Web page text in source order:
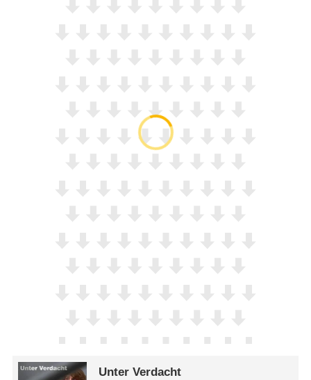
Unter Verdacht